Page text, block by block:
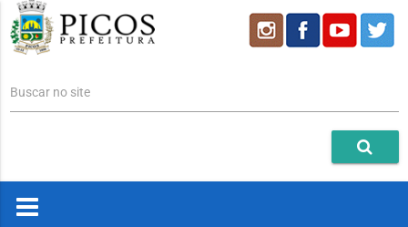
Buscar no site